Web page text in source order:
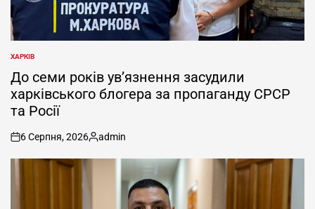
ОПУБЛІКУВАТИ
У
ХАРКІВ
До семи років ув’язнення засудили
харківського блогера за пропаганду СРСР
та Росії
on
6 Серпня, 2026
Опубліковано
admin